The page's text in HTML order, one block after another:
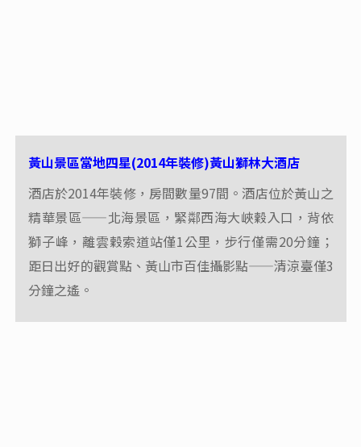
黃山景區當地四星(2014年裝修)黃山獅林大酒店
酒店於2014年裝修，房間數量97間。酒店位於黃山之
精華景區——北海景區，緊鄰西海大峽穀入口，背依
獅子峰，離雲穀索道站僅1公里，步行僅需20分鐘；
距日出好的觀賞點、黃山市百佳攝影點——清涼臺僅3
分鐘之遙。